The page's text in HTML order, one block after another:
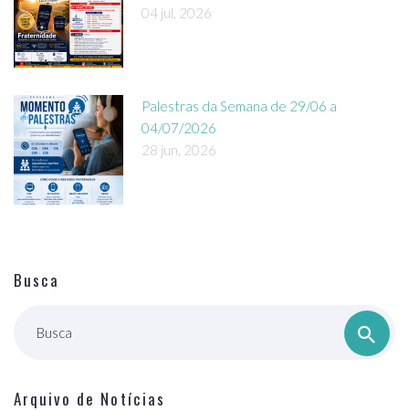
04 jul, 2026
Palestras da Semana de 29/06 a
04/07/2026
28 jun, 2026
Busca
Busca
Arquivo de Notícias